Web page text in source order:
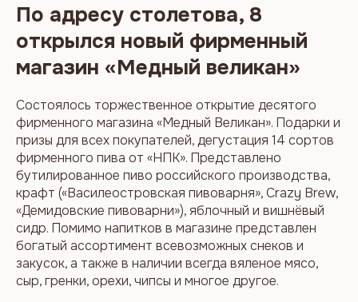
По адресу столетова, 8
открылся новый фирменный
магазин «Медный великан»
Состоялось торжественное открытие десятого
фирменного магазина «Медный Великан». Подарки и
призы для всех покупателей, дегустация 14 сортов
фирменного пива от «НПК». Представлено
бутилированное пиво российского производства,
крафт («Василеостровская пивоварня», Crazy Brew,
«Демидовские пивоварни»), яблочный и вишнёвый
сидр. Помимо напитков в магазине представлен
богатый ассортимент всевозможных снеков и
закусок, а также в наличии всегда вяленое мясо,
сыр, гренки, орехи, чипсы и многое другое.